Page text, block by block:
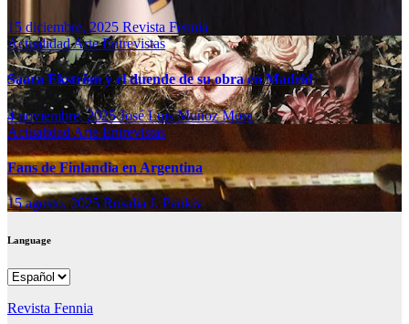
15 diciembre, 2025 Revista Fennia
ActualidadArteEntrevistas
Saara Ekström y el duende de su obra en Madrid
4 noviembre, 2025José Luis Muñoz Mora
ActualidadArte Entrevistas
Fans de Finlandia en Argentina
15 agosto, 2025 Rosalia J. Pankiv
Language
Language
Revista Fennia